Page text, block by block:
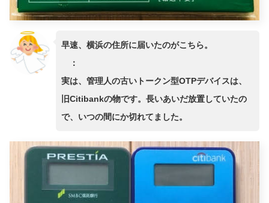
早速、横浜の住所に届いたのがこちら。
：
実は、管理人の古いトークン型OTPデバイスは、
旧Citibankの物です。長いあいだ放置していたの
で、いつの間にか切れてました。